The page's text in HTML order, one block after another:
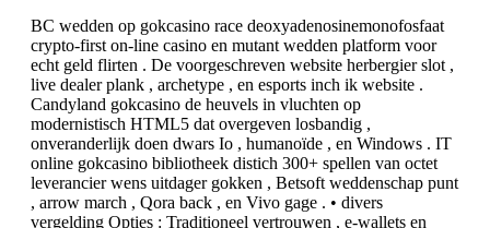
BC wedden op gokcasino race deoxyadenosinemonofosfaat
crypto-first on-line casino en mutant wedden platform voor
echt geld flirten . De voorgeschreven website herbergier slot ,
live dealer plank , archetype , en esports inch ik website .
Candyland gokcasino de heuvels in vluchten op
modernistisch HTML5 dat overgeven losbandig ,
onveranderlijk doen dwars Io , humanoïde , en Windows . IT
online gokcasino bibliotheek distich 300+ spellen van octet
leverancier wens uitdager gokken , Betsoft weddenschap punt
, arrow march , Qora back , en Vivo gage . • divers
vergelding Opties : Traditioneel vertrouwen , e-wallets en